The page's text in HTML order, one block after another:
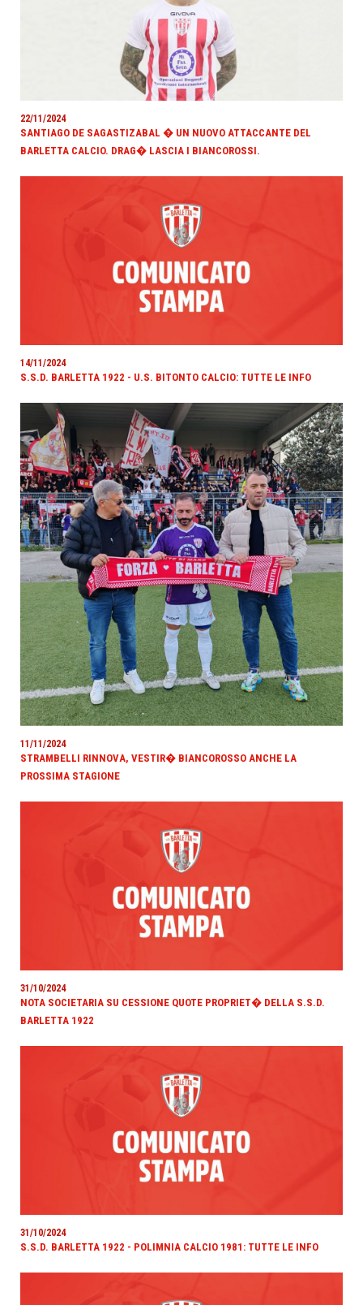
22/11/2024
SANTIAGO DE SAGASTIZABAL � UN NUOVO ATTACCANTE DEL
BARLETTA CALCIO. DRAG� LASCIA I BIANCOROSSI.
14/11/2024
S.S.D. BARLETTA 1922 - U.S. BITONTO CALCIO: TUTTE LE INFO
11/11/2024
STRAMBELLI RINNOVA, VESTIR� BIANCOROSSO ANCHE LA
PROSSIMA STAGIONE
31/10/2024
NOTA SOCIETARIA SU CESSIONE QUOTE PROPRIET� DELLA S.S.D.
BARLETTA 1922
31/10/2024
S.S.D. BARLETTA 1922 - POLIMNIA CALCIO 1981: TUTTE LE INFO